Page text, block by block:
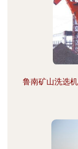
鲁南矿山洗选